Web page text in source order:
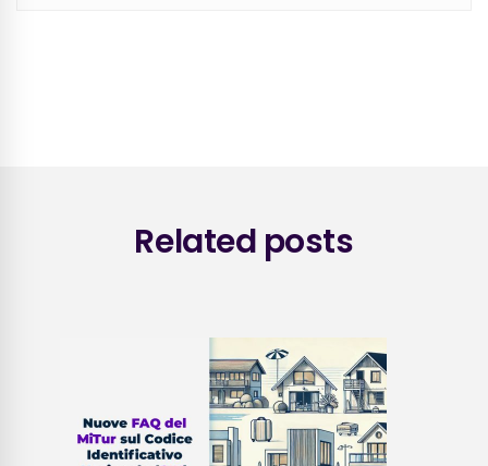
Related posts